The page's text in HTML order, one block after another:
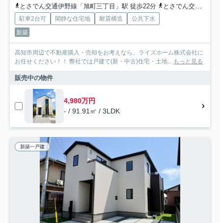
とさでん交通伊野線「旭町三丁目」駅 徒歩22分
とさでん交通「三所神社通」バス停下車 徒歩2分
駐車2台可 閑静な住宅地 耐震構造
公共下水
新築
高知市周辺で不動産購入・売却をお考えなら、ライズホーム株式会社に
お任せください！！ 弊社では戸建て(新・中古)住宅・土地... もっと見る
販売中の物件
4,980万円
- / 91.91㎡ / 3LDK
新築一戸建